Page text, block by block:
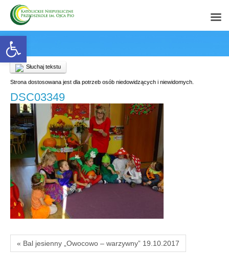
Open toolbar
Słuchaj tekstu
Strona dostosowana jest dla potrzeb osób niedowidzących i niewidomych.
DSC03349
« Bal jesienny „Owocowo – warzywny” 19.10.2017